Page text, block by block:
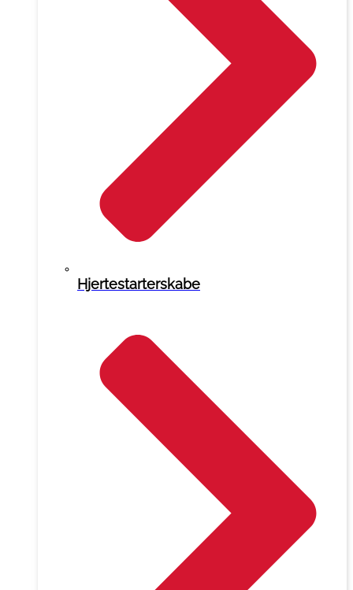
Hjertestarterskabe